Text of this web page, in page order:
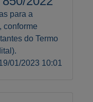
para a
conforme
do Termo
01/2023 10:01